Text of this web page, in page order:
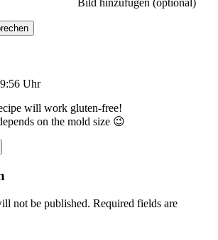
Uhr
will work gluten-free!
on the mold size 😉
not be published. Required fields are